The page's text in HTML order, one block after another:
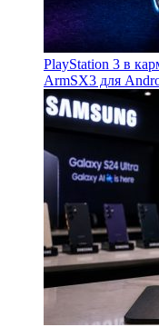
PlayStation 3 в
ArmSX3 для